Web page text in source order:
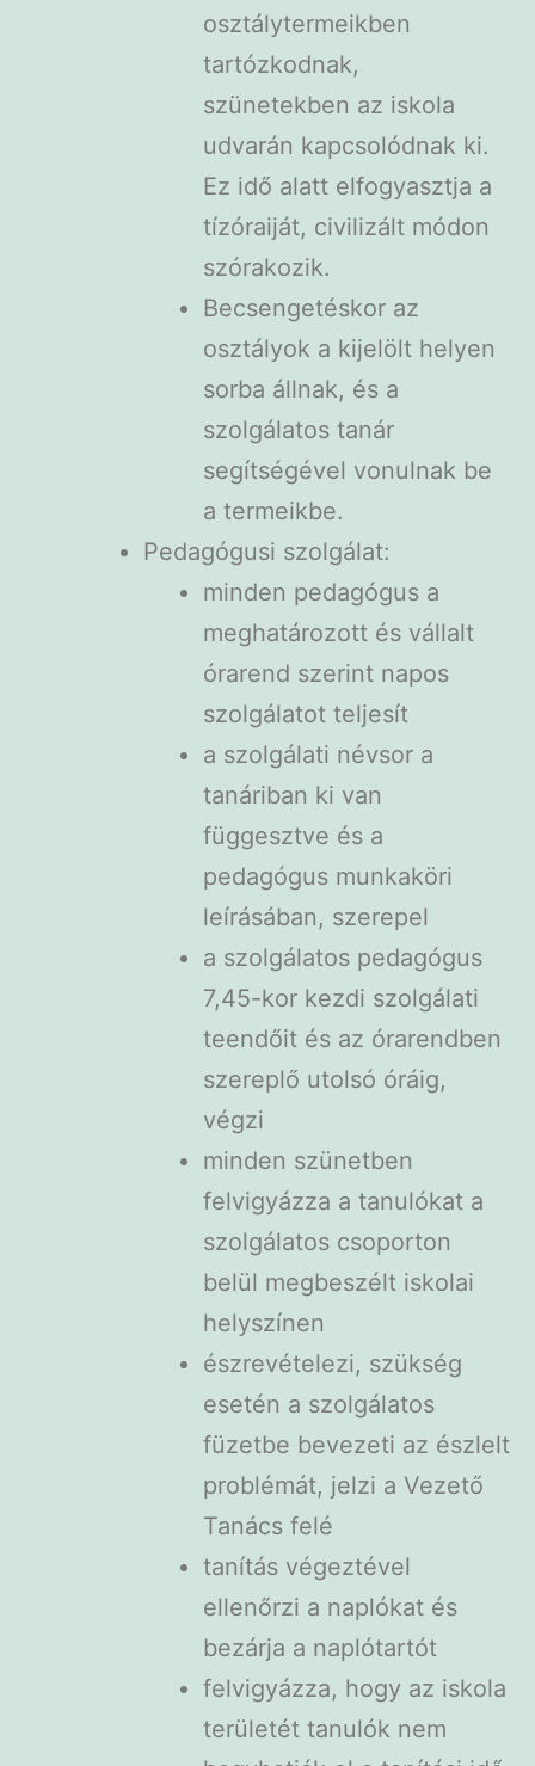
osztálytermeikben
tartózkodnak,
szünetekben az iskola
udvarán kapcsolódnak ki.
Ez idő alatt elfogyasztja a
tízóraiját, civilizált módon
szórakozik.
Becsengetéskor az
osztályok a kijelölt helyen
sorba állnak, és a
szolgálatos tanár
segítségével vonulnak be
a termeikbe.
Pedagógusi szolgálat:
minden pedagógus a
meghatározott és vállalt
órarend szerint napos
szolgálatot teljesít
a szolgálati névsor a
tanáriban ki van
függesztve és a
pedagógus munkaköri
leírásában, szerepel
a szolgálatos pedagógus
7,45-kor kezdi szolgálati
teendőit és az órarendben
szereplő utolsó óráig,
végzi
minden szünetben
felvigyázza a tanulókat a
szolgálatos csoporton
belül megbeszélt iskolai
helyszínen
észrevételezi, szükség
esetén a szolgálatos
füzetbe bevezeti az észlelt
problémát, jelzi a Vezető
Tanács felé
tanítás végeztével
ellenőrzi a naplókat és
bezárja a naplótartót
felvigyázza, hogy az iskola
területét tanulók nem